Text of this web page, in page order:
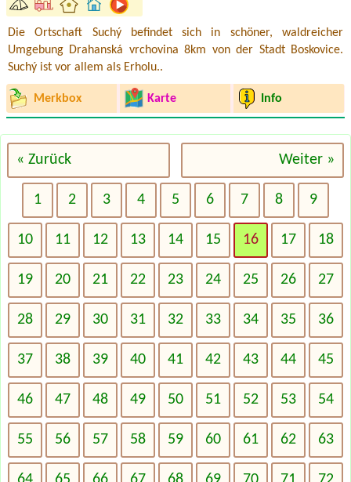
Die Ortschaft Suchý befindet sich in schöner, waldreicher
Umgebung Drahanská vrchovina 8km von der Stadt Boskovice.
Suchý ist vor allem als Erholu..
Merkbox Karte Info
« Zurück Weiter »
1 2 3 4 5 6 7 8 9
10 11 12 13 14 15 16 17 18
19 20 21 22 23 24 25 26 27
28 29 30 31 32 33 34 35 36
37 38 39 40 41 42 43 44 45
46 47 48 49 50 51 52 53 54
55 56 57 58 59 60 61 62 63